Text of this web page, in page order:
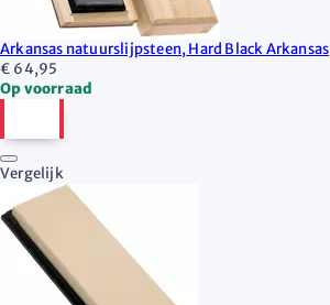
Arkansas natuurslijpsteen, Hard Black Arkansas
€ 64,95
Op voorraad
Vergelijk